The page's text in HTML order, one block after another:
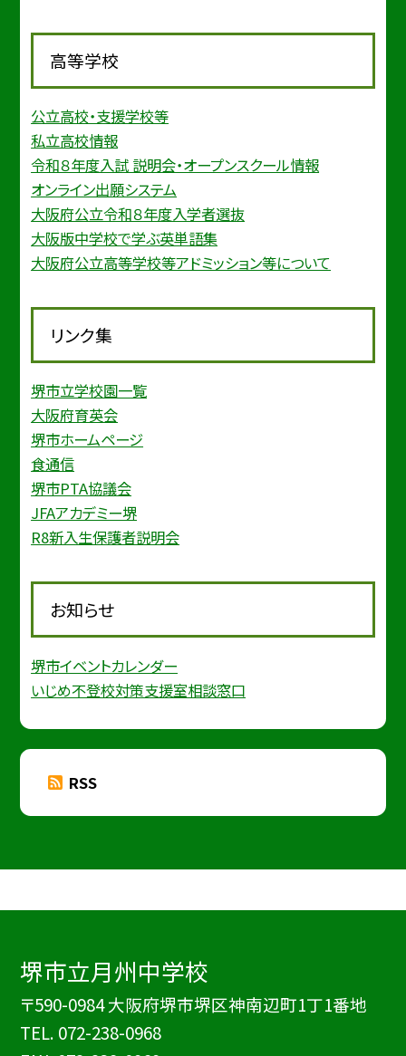
高等学校
公立高校・支援学校等
私立高校情報
令和８年度入試 説明会・オープンスクール情報
オンライン出願システム
大阪府公立令和８年度入学者選抜
大阪版中学校で学ぶ英単語集
大阪府公立高等学校等アドミッション等について
リンク集
堺市立学校園一覧
大阪府育英会
堺市ホームページ
食通信
堺市PTA協議会
JFAアカデミー堺
R8新入生保護者説明会
お知らせ
堺市イベントカレンダー
いじめ不登校対策支援室相談窓口
RSS
堺市立月州中学校
〒590-0984 大阪府堺市堺区神南辺町1丁1番地
TEL. 072-238-0968